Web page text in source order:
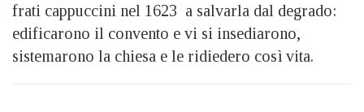
frati cappuccini nel 1623 a salvarla dal degrado:
edificarono il convento e vi si insediarono,
sistemarono la chiesa e le ridiedero così vita.